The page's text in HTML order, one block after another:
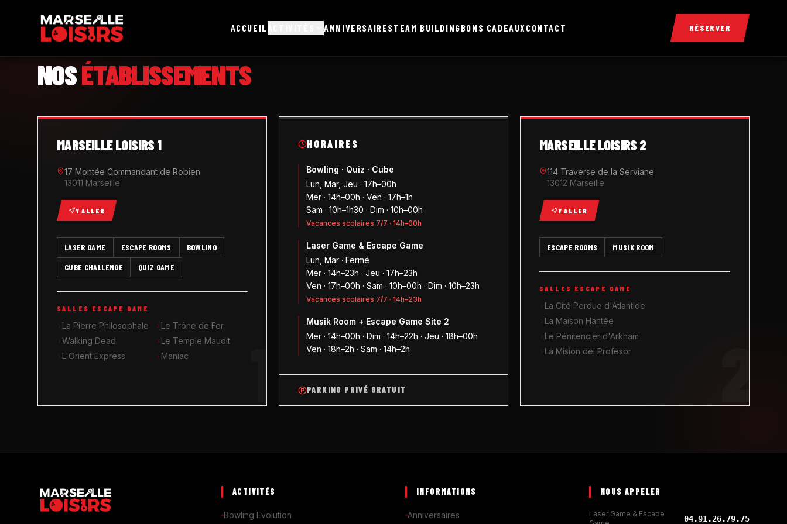
ACCUEIL ANNIVERSAIRESTEAM BUILDINGBONS CADEAUX CONTACT RÉSERVER
NOSÉTABLISSEMENTS
MARSEILLE LOISIRS 1
17 Montée Commandant de Robien
13011 Marseille
Y ALLER
LASER GAME ESCAPE ROOMS
BOWLING
CUBE CHALLENGE
QUIZ GAME
SALLES ESCAPE GAME
La Pierre Philosophale
Le Trône de Fer
Walking Dead
Le Temple Maudit
L'Orient Express
Maniac
HORAIRES
Bowling · Quiz · Cube
Lun, Mar, Jeu · 17h–00h
Mer · 14h–00h · Ven · 17h–1h
Sam · 10h–1h30 · Dim · 10h–00h
Vacances scolaires 7/7 · 14h–00h
Laser Game & Escape Game
Lun, Mar · Fermé
Mer · 14h–23h · Jeu · 17h–23h
Ven · 17h–00h · Sam · 10h–00h · Dim · 10h–23h
Vacances scolaires 7/7 · 14h–23h
Musik Room + Escape Game Site 2
Mer · 14h–00h · Dim · 14h–22h · Jeu · 18h–00h
Ven · 18h–2h · Sam · 14h–2h
PARKING PRIVÉ GRATUIT
MARSEILLE LOISIRS 2
114 Traverse de la Serviane
13012 Marseille
Y ALLER
ESCAPE ROOMS MUSIK ROOM
SALLES ESCAPE GAME
La Cité Perdue d'Atlantide
La Maison Hantée
Le Pénitencier d'Arkham
La Mision del Profesor
ACTIVITÉS
Bowling Evolution
INFORMATIONS
Anniversaires
NOUS APPELER
Laser Game & Escape
04.91.26.79.75